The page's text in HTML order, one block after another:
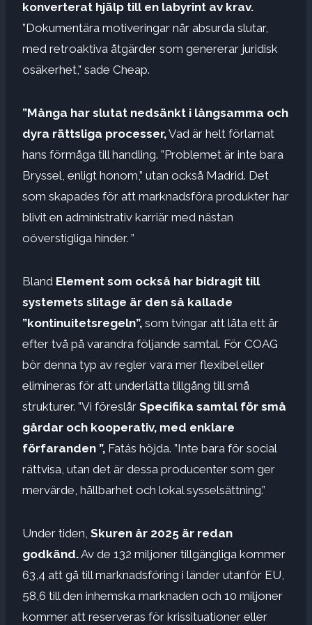
konverterat hjälp till en labyrint av krav.
”Dokumentära motiveringar når absurda slutar,
med retroaktiva åtgärder som genererar juridisk
osäkerhet,” sade Cheap.
”Många har slutat nedsänkt i långsamma och
dyra rättsliga processer,Vad är helt förlamat
hans förmåga till handling. ”Problemet är inte bara
Bryssel, enligt honom,” utan också Madrid. Det
som skapades för att marknadsföra produkter har
blivit en administrativ karriär med nästan
oöverstigliga hinder. ”
Bland Element som också har bidragit till
systemets slitage är den så kallade
”kontinuitetsregeln”, som tvingar att låta ett år
efter två på varandra följande samtal. För COAG
bör denna typ av regler vara mer flexibel eller
elimineras för att underlätta tillgång till små
strukturer. ”Vi föreslår Specifika samtal för små
gårdar och kooperativ, med enklare
förfaranden ”, Fatás höjda. ”Inte bara för social
rättvisa, utan det är dessa producenter som ger
mervärde, hållbarhet och lokal sysselsättning.”
Under tiden, Skuren år 2025 är redan
godkänd.Av de 132 miljoner tillgängliga kommer
63,4 att gå till marknadsföring i länder utanför EU,
58,6 till den inhemska marknaden och 10 miljoner
kommer att reserveras för krissituationer eller